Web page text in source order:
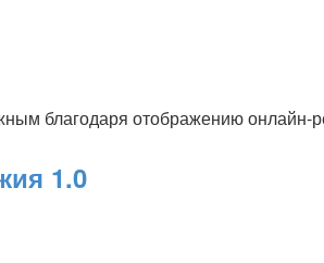
благодаря отображению онлайн-
1.0